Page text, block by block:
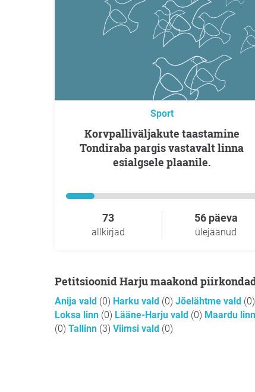
Sport
Korvpalliväljakute taastamine
Tondiraba pargis vastavalt linna
esialgsele plaanile.
73
allkirjad
56 päeva
ülejäänud
Petitsioonid Harju maakond
Anija vald (0) Harku vald (0) Jõelähtme vald (0)
Loksa linn (0) Lääne-Harju vald (0) Maardu linn
(0) Tallinn (3) Viimsi vald (0)